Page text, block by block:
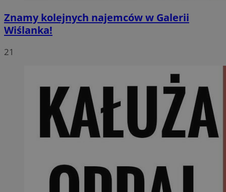
Znamy kolejnych najemców w Galerii
Wiślanka!
21